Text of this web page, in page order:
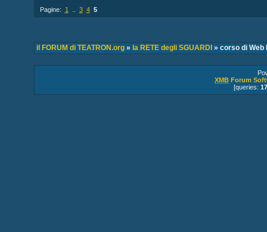
Pagine: 1 3 4 5
il FORUM di TEATRON.org» la RETE degli SGUARDI » corso di Web
XMB Forum
[queries: 17